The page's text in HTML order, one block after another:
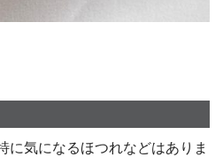
に気になるほつれなどはありま